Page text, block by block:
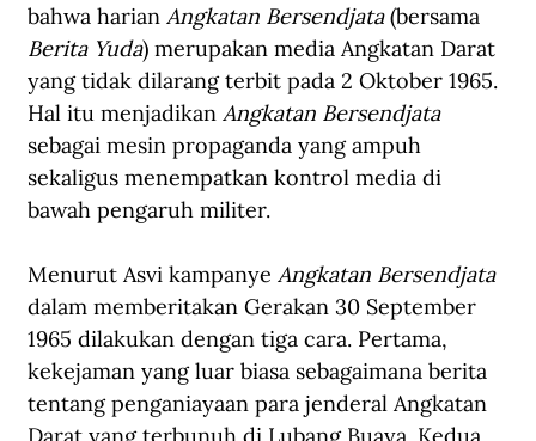
bahwa harian Angkatan Bersendjata (bersama
Berita Yuda) merupakan media Angkatan Darat
yang tidak dilarang terbit pada 2 Oktober 1965.
Hal itu menjadikan Angkatan Bersendjata
sebagai mesin propaganda yang ampuh
sekaligus menempatkan kontrol media di
bawah pengaruh militer.
Menurut Asvi kampanye Angkatan Bersendjata
dalam memberitakan Gerakan 30 September
1965 dilakukan dengan tiga cara. Pertama,
kekejaman yang luar biasa sebagaimana berita
tentang penganiayaan para jenderal Angkatan